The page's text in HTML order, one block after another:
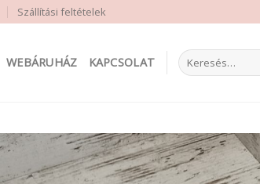
Szállítási feltételek
WEBÁRUHÁZ KAPCSOLAT
Keresés
a